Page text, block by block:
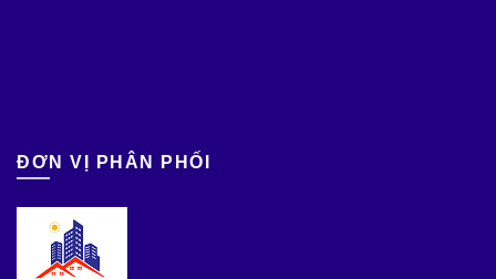
ĐƠN VỊ PHÂN PHỐI